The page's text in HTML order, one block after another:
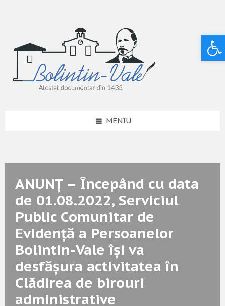
MENIU
ANUNȚ – Începând cu data
de 01.08.2022, Serviciul
Public Comunitar de
Evidență a Persoanelor
Bolintin-Vale își va
desfășura activitatea în
Clădirea de birouri
administrative
Deschide bara de unelte